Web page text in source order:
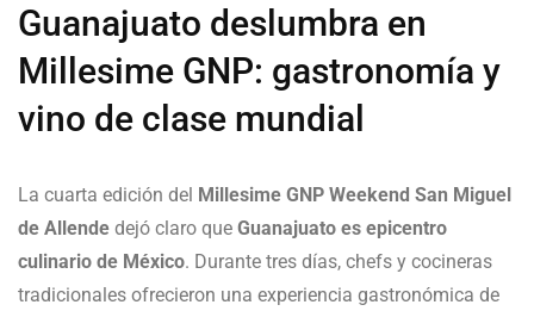
Guanajuato deslumbra en
Millesime GNP: gastronomía y
vino de clase mundial
La cuarta edición del Millesime GNP Weekend San Miguel
de Allende dejó claro que Guanajuato es epicentro
culinario de México. Durante tres días, chefs y cocineras
tradicionales ofrecieron una experiencia gastronómica de